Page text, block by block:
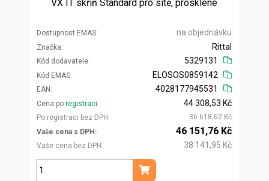
VX IT skříň Standard pro sítě, prosklené
Dostupnost EMAS na objednávku
Značka
Kód dodavatele
Rittal
5329131
Kód EMAS
EAN
ELOSOS0859142
4028177945531
Cena po registraci
Po registraci bez DPH
44 308,53 Kč
36 618,62 Kč
Vaše cena s DPH
Vaše cena bez DPH
46 151,76 Kč
38 141,95 Kč
ks
Přidat do košíku